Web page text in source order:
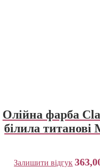
Олійна фарба
білила титанові
Залишити відгук